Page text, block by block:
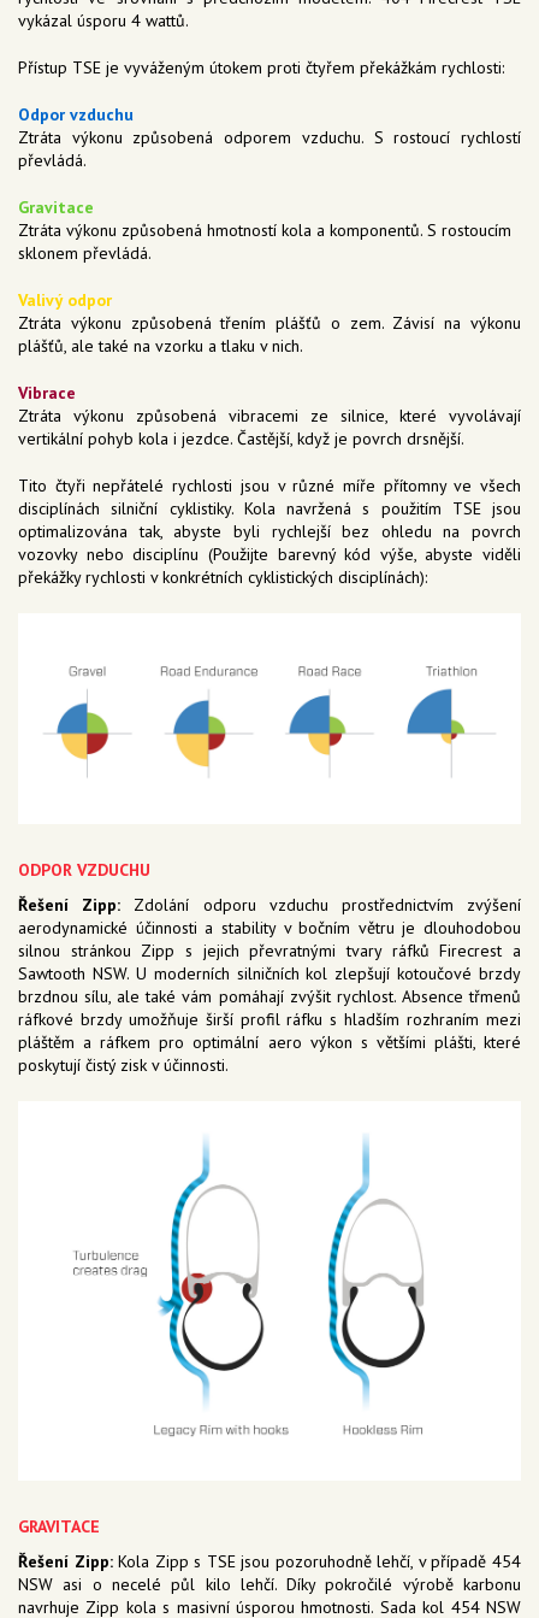
vykázal úsporu 4 wattů.
Přístup TSE je vyváženým útokem proti čtyřem překážkám rychlosti:
Odpor vzduchu
Ztráta výkonu způsobená odporem vzduchu. S rostoucí rychlostí
převládá.
Gravitace
Ztráta výkonu způsobená hmotností kola a komponentů. S rostoucím
sklonem převládá.
Valivý odpor
Ztráta výkonu způsobená třením plášťů o zem. Závisí na výkonu
plášťů, ale také na vzorku a tlaku v nich.
Vibrace
Ztráta výkonu způsobená vibracemi ze silnice, které vyvolávají
vertikální pohyb kola i jezdce. Častější, když je povrch drsnější.
Tito čtyři nepřátelé rychlosti jsou v různé míře přítomny ve všech
disciplínách silniční cyklistiky. Kola navržená s použitím TSE jsou
optimalizována tak, abyste byli rychlejší bez ohledu na povrch
vozovky nebo disciplínu (Použijte barevný kód výše, abyste viděli
překážky rychlosti v konkrétních cyklistických disciplínách):
ODPOR VZDUCHU
Řešení Zipp: Zdolání odporu vzduchu prostřednictvím zvýšení
aerodynamické účinnosti a stability v bočním větru je dlouhodobou
silnou stránkou Zipp s jejich převratnými tvary ráfků Firecrest a
Sawtooth NSW. U moderních silničních kol zlepšují kotoučové brzdy
brzdnou sílu, ale také vám pomáhají zvýšit rychlost. Absence třmenů
ráfkové brzdy umožňuje širší profil ráfku s hladším rozhraním mezi
pláštěm a ráfkem pro optimální aero výkon s většími plášti, které
poskytují čistý zisk v účinnosti.
GRAVITACE
Řešení Zipp:Kola Zipp s TSE jsou pozoruhodně lehčí, v případě 454
NSW asi o necelé půl kilo lehčí. Díky pokročilé výrobě karbonu
navrhuje Zipp kola s masivní úsporou hmotnosti. Sada kol 454 NSW